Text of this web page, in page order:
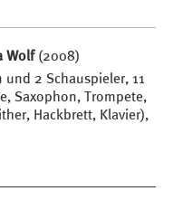
Wolf(2008)
2 Schauspieler, 11
Saxophon, Trompete,
Hackbrett, Klavier),